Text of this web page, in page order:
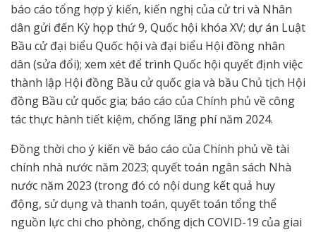
báo cáo tổng hợp ý kiến, kiến nghị của cử tri và Nhân
dân gửi đến Kỳ họp thứ 9, Quốc hội khóa XV; dự án Luật
Bầu cử đại biểu Quốc hội và đại biểu Hội đồng nhân
dân (sửa đổi); xem xét để trình Quốc hội quyết định việc
thành lập Hội đồng Bầu cử quốc gia và bầu Chủ tịch Hội
đồng Bầu cử quốc gia; báo cáo của Chính phủ về công
tác thực hành tiết kiệm, chống lãng phí năm 2024.
Đồng thời cho ý kiến về báo cáo của Chính phủ về tài
chính nhà nước năm 2023; quyết toán ngân sách Nhà
nước năm 2023 (trong đó có nội dung kết quả huy
động, sử dụng và thanh toán, quyết toán tổng thể
nguồn lực chi cho phòng, chống dịch COVID-19 của giai